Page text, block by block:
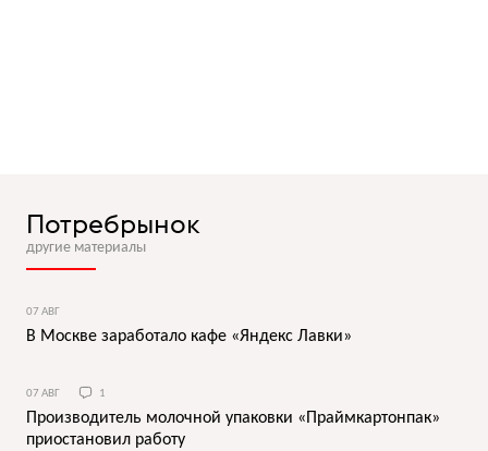
Потребрынок
другие материалы
07 АВГ
В Москве заработало кафе «Яндекс Лавки»
07 АВГ 1
Производитель молочной упаковки «Праймкартонпак»
приостановил работу